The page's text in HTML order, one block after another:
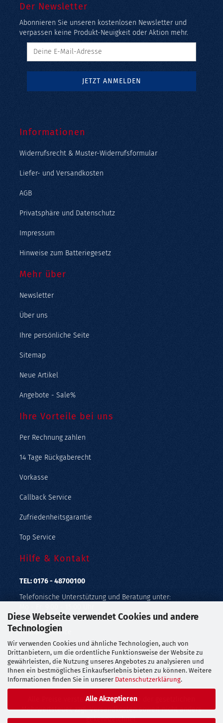
Diese Webseite verwendet Cookies und andere
Technologien
Wir verwenden Cookies und ähnliche Technologien, auch von
Drittanbietern, um die ordentliche Funktionsweise der Website zu
gewährleisten, die Nutzung unseres Angebotes zu analysieren und
Ihnen ein bestmögliches Einkaufserlebnis bieten zu können. Weitere
Informationen finden Sie in unserer Datenschutzerklärung.
Alle Akzeptieren
Der Newsletter
Abonnieren Sie unseren kostenlosen Newsletter und
verpassen keine Produkt-Neuigkeit oder Aktion mehr.
Informationen
Widerrufsrecht & Muster-Widerrufsformular
Liefer- und Versandkosten
AGB
Privatsphäre und Datenschutz
Impressum
Hinweise zum Batteriegesetz
Mehr über
Newsletter
Über uns
Ihre persönliche Seite
Sitemap
Neue Artikel
Angebote - Sale%
Ihre Vorteile bei uns
Per Rechnung zahlen
14 Tage Rückgaberecht
Vorkasse
Callback Service
Zufriedenheitsgarantie
Top Service
Hilfe & Kontakt
TEL: 0176 - 48700100
Telefonische Unterstützung und Beratung unter:
Geprüfter Online Shop mit Geld-zurück-Garantie.
Callback Service
Merkzettel
Kontaktformular
Alle Preise verstehen sich inklusive der gesetzlichen
Mehrwertsteuer, zzgl.Versandkostensoweit nicht anders
gekennzeichnet.